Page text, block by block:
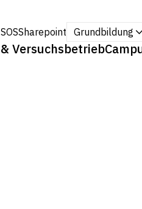
SOSSharepoint Grundbildung
Versuchsbetrieb